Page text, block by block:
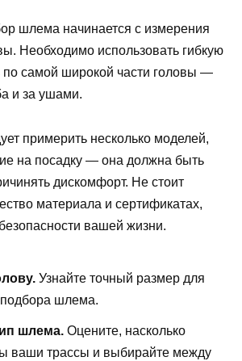
шлема начинается с измерения
Необходимо использовать гибкую
по самой широкой части головы —
и за ушами.
примерить несколько моделей,
на посадку — она должна быть
дискомфорт. Не стоит
материала и сертификатах,
вашей жизни.
Узнайте точный размер для
подбора шлема.
шлема. Оцените, насколько
ваши трассы и выбирайте между